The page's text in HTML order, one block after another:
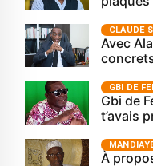
CLAUDE
Avec
GBI DE
Gbi de
t’avais
À